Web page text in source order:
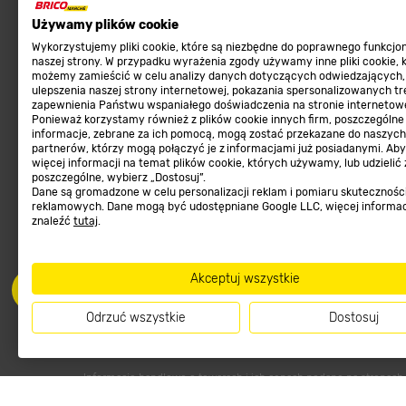
Używamy plików cookie
Wykorzystujemy pliki cookie, które są niezbędne do poprawnego
naszej strony. W przypadku wyrażenia zgody używamy inne pliki cookie,
możemy zamieścić w celu analizy danych dotyczących odwiedzających,
ulepszenia naszej strony internetowej, pokazania spersonalizowanych
zapewnienia Państwu wspaniałego doświadczenia na stronie
Ponieważ korzystamy również z plików cookie innych firm, poszczególne
informacje, zebrane za ich pomocą, mogą zostać przekazane do naszych
partnerów, którzy mogą połączyć je z informacjami już posiadanymi.
więcej informacji na temat plików cookie, których używamy, lub udzielić
poszczególne, wybierz „Dostosuj”.
Dane są gromadzone w celu personalizacji reklam i pomiaru
reklamowych. Dane mogą być udostępniane Google LLC, więcej
znaleźć tutaj.
Akceptuj wszystkie
Odrzuć wszystkie Dostosuj
Ogród
Farby wewnętrzne białe
Elektryka
Panele
Elektronarzędzia
Płytki
Panele podłogowe
Płyty OSB/HDF
Grabie do ogrodu
zgodności towaru z
Program Brico PRO
Regulaminy
Regulaminy
Dołącz do nas
Informacje handlowe o towarach i ich cenach podane na